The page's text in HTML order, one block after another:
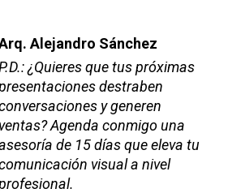
Alejandro Sánchez
¿Quieres que tus próximas
destraben
y generen
ventas? Agenda conmigo una
de 15 días que eleva tu
visual a nivel